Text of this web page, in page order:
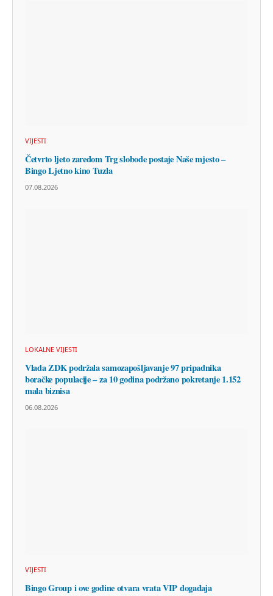
VIJESTI
Četvrto ljeto zaredom Trg slobode postaje Naše mjesto –
Bingo Ljetno kino Tuzla
07.08.2026
LOKALNE VIJESTI
Vlada ZDK podržala samozapošljavanje 97 pripadnika
boračke populacije – za 10 godina podržano pokretanje 1.152
mala biznisa
06.08.2026
VIJESTI
Bingo Group i ove godine otvara vrata VIP događaja